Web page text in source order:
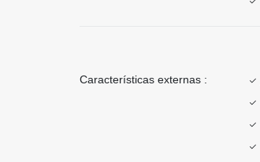
Características externas :